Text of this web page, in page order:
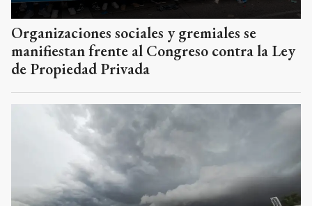
Organizaciones sociales y gremiales se
manifiestan frente al Congreso contra la Ley
de Propiedad Privada